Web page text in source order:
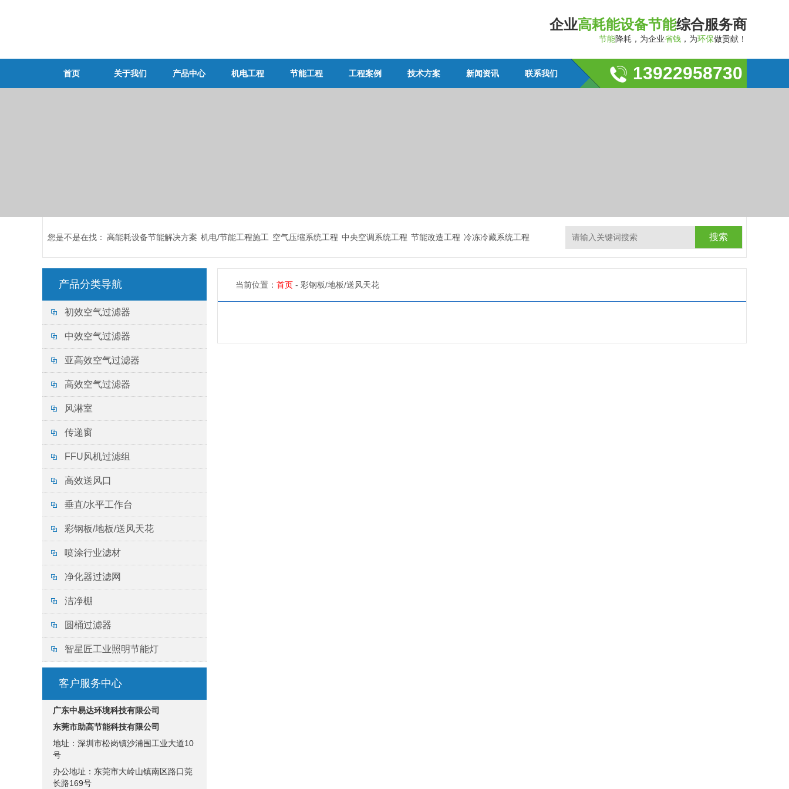
企业高耗能设备节能综合服务商
节能降耗，为企业省钱 ，为环保做贡献！
首页 关于我们 产品中心 机电工程 节能工程 工程案例 技术方案 新闻资讯 联系我们 13922958730
您是不是在找： 高能耗设备节能解决方案 机电/节能工程施工 空气压缩系统工程 中央空调系统工程 节能改造工程 冷冻冷藏系统工程
产品分类导航
初效空气过滤器
中效空气过滤器
亚高效空气过滤器
高效空气过滤器
风淋室
传递窗
FFU风机过滤组
高效送风口
垂直/水平工作台
彩钢板/地板/送风天花
喷涂行业滤材
净化器过滤网
洁净棚
圆桶过滤器
智星匠工业照明节能灯
客户服务中心
广东中易达环境科技有限公司
东莞市助高节能科技有限公司
地址：深圳市松岗镇沙浦围工业大道10
号
办公地址：东莞市大岭山镇南区路口莞
长路169号
当前位置： 首页 - 彩钢板/地板/送风天花